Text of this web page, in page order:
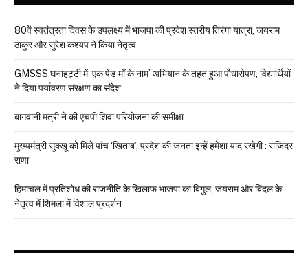
80वें स्वतंत्रता दिवस के उपलक्ष्य में भाजपा की प्रदेश स्तरीय तिरंगा यात्रा, जयराम
ठाकुर और सुरेश कश्यप ने किया नेतृत्व
GMSSS घनाहट्टी में ‘एक पेड़ माँ के नाम’ अभियान के तहत हुआ पौधारोपण, विद्यार्थियों
ने दिया पर्यावरण संरक्षण का संदेश
बागवानी मंत्री ने की एचपी शिवा परियोजना की समीक्षा
मुख्यमंत्री सुक्खू को मिले पांच ‘खिताब’, प्रदेश की जनता इन्हें हमेशा याद रखेगी : राजिंदर
राणा
हिमाचल में प्रतिशोध की राजनीति के खिलाफ भाजपा का बिगुल, जयराम और बिंदल के
नेतृत्व में शिमला में विशाल प्रदर्शन